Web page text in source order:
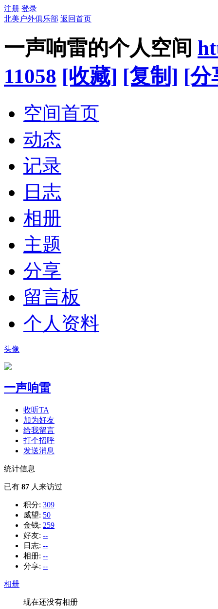
注册 登录
北美户外俱乐部 返回首页
一声响雷的个人空间
11058 [收藏] [复制] [分
空间首页
动态
记录
日志
相册
主题
分享
留言板
个人资料
头像
一声响雷
收听TA
加为好友
给我留言
打个招呼
发送消息
统计信息
已有 87 人来访过
积分: 309
威望: 50
金钱: 259
好友: --
日志: --
相册: --
分享: --
相册
现在还没有相册